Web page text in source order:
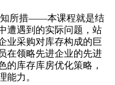
所措――本课程就是结
遭遇到的实际问题，站
业采购对库存构成的巨
在领略先进企业的先进
的库存库房优化策略，
能力。